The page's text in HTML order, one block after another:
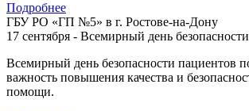
Подробнее
ГБУ РО «ГП №5» в г. Ростове-на-Дону
17 сентября - Всемирный день
Всемирный день безопасности пациентов
важность повышения качества и
помощи.